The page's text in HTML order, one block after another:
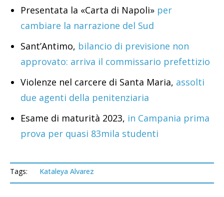
Presentata la «Carta di Napoli» per
cambiare la narrazione del Sud
Sant’Antimo, bilancio di previsione non
approvato: arriva il commissario prefettizio
Violenze nel carcere di Santa Maria, assolti
due agenti della penitenziaria
Esame di maturità 2023, in Campania prima
prova per quasi 83mila studenti
Tags: Kataleya Alvarez